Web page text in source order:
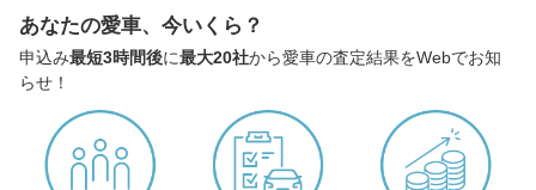
あなたの愛車、今いくら？
申込み最短3時間後に最大20社から愛車の査定結果をWebでお知
らせ！